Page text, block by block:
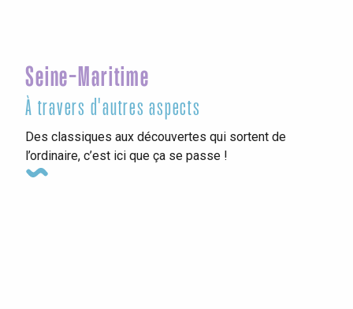
Seine-Maritime
À travers d'autres aspects
Des classiques aux découvertes qui sortent de
l’ordinaire, c’est ici que ça se passe !